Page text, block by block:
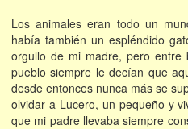
Los animales eran todo un
había también un espléndido
orgullo de mi madre, pero entre
pueblo siempre le decían que
desde entonces nunca más se
olvidar a Lucero, un pequeño y
que mi padre llevaba siempre